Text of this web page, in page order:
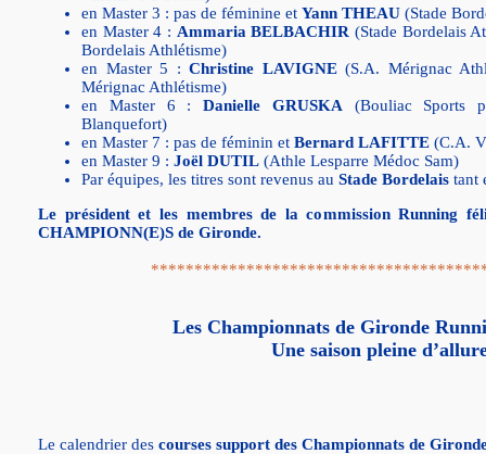
en Master 3 : pas de féminine et Yann THEAU (Stade
en Master 4 : Ammaria BELBACHIR (Stade Bordelais
Bordelais Athlétisme)
en Master 5 : Christine LAVIGNE(S.A. Mérignac
Mérignac Athlétisme)
en Master 6 : Danielle GRUSKA (Bouliac Sports
Blanquefort)
en Master 7 : pas de féminin et Bernard LAFITTE (C.A.
en Master 9 : Joël DUTIL (Athle Lesparre Médoc Sam)
Par équipes, les titres sont revenus au Stade Bordelais tant
Le président et les membres de la commission Running
CHAMPIONN(E)S de Gironde.
Les Championnats de Gironde
Une saison pleine
Le calendrier des courses support des Championnats de